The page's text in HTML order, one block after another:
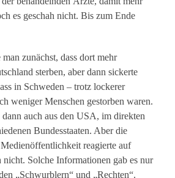
es geschah nicht. Bis zum Ende
zunächst, dass dort mehr
sterben, aber dann sickerte
in Schweden – trotz lockerer
weniger Menschen gestorben waren.
auch aus den USA, im direkten
Bundesstaaten. Aber die
reagierte auf
nicht. Solche Informationen gab es nur
„Schwurblern“ und „Rechten“.